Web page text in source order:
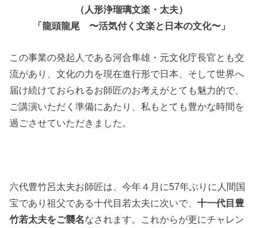
（人形浄瑠璃文楽・太夫）
「龍頭龍尾 〜活気付く文楽と日本の文化〜」
この事業の発起人である河合隼雄・元文化庁長官とも交
流があり、文化の力を現在進行形で日本、そして世界へ
届け続けておられるお師匠のお考えがとても魅力的で、
ご講演いただく準備にあたり、私もとても豊かな時間を
過ごさせていただきました。
六代豊竹呂太夫お師匠は、今年４月に57年ぶりに人間国
宝であり祖父である十代目若太夫に次いで、十一代目豊
竹若太夫をご襲名なされます。これからが更にチャレン